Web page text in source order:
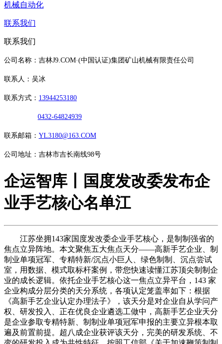
机械自动化
联系我们
联系我们
公司名称：吉林J9.COM·(中国认证)集团矿山机械有限责任公司
联系人：吴冰
联系方式： 13944253180
0432-64824939
联系邮箱： YL3180@163.COM
公司地址：吉林市吉长南线98号
企运智库丨国度发改委发布企
业手艺核心名单江
江苏坐拥143家国度发改委企业手艺核心，是制制强省的
焦点立异阵地。本文聚焦五大焦点天分——高新手艺企业、制
制业单项冠军、专精特新/沉点小巨人、绿色制制、沉点尝试
室，用数据、模式取标杆案例，带您快速读懂江苏顶尖制制企
业的成长逻辑。依托企业手艺核心这一焦点立异平台，143 家
企业构成分层分类的天分系统，各项认定笼盖率如下：根据
《高新手艺企业认定办理法子》，该天分是对企业自从学问产
权、研发投入、正在优良企业遴选工做中，高新手艺企业天分
是企业参取专精特新、制制业单项冠军申报的主要立异根本取
遍及前置前提。超八成企业获评该天分，完美的研发系统、不